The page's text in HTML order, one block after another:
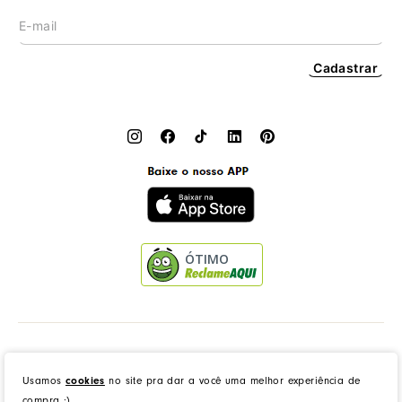
Usamos cookies no site pra dar a você uma melhor experiência de
Cadastrar
ÓTIMO